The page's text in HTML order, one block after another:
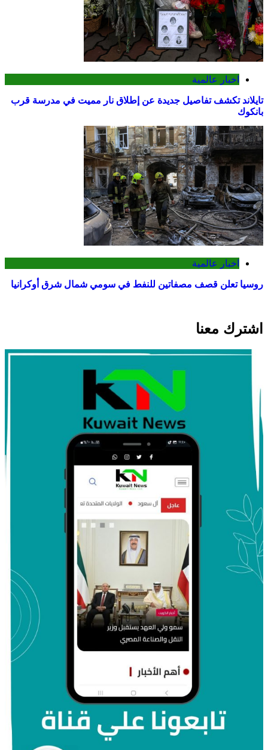
اخبار عالمية
تايلاند تكشف تفاصيل جديدة عن إطلاق نار مميت في مدرسة قرب
بانكوك
اخبار عالمية
روسيا تعلن قصف مصفاتين للنفط في سومي شمال شرق أوكرانيا
اشترك معنا